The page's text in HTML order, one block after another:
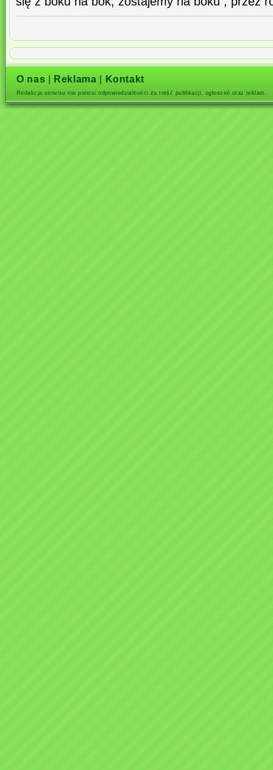
O nas Reklama Kontakt
Redakcja serwisu nie ponosi odpowiedzialności za treść publikacji, ogłoszeń oraz reklam.